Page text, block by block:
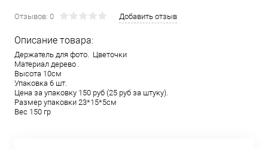
Отзывов: 0 Добавить отзыв
Описание товара:
Держатель для фото. Цветочки
Материал дерево .
Высота 10см
Упаковка 6 шт.
Цена за упаковку 150 руб (25 руб за штуку).
Размер упаковки 23*15*5см
Вес 150 гр